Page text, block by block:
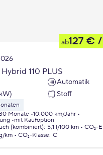
ab127 €
Hybrid 110 PLUS
Automatik
Stoff
Monate 10.000 km/Jahr
mit Kaufoption
(kombiniert): 5,1 l/100 km
CO₂-
km CO₂-Klasse: C